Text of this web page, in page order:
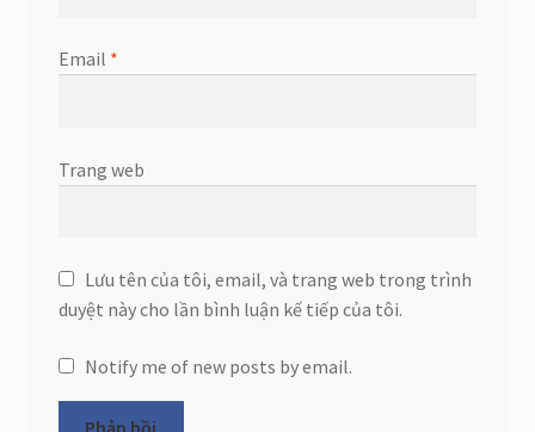
Email *
Trang web
Lưu tên của tôi, email, và trang web trong trình
duyệt này cho lần bình luận kế tiếp của tôi.
Notify me of new posts by email.